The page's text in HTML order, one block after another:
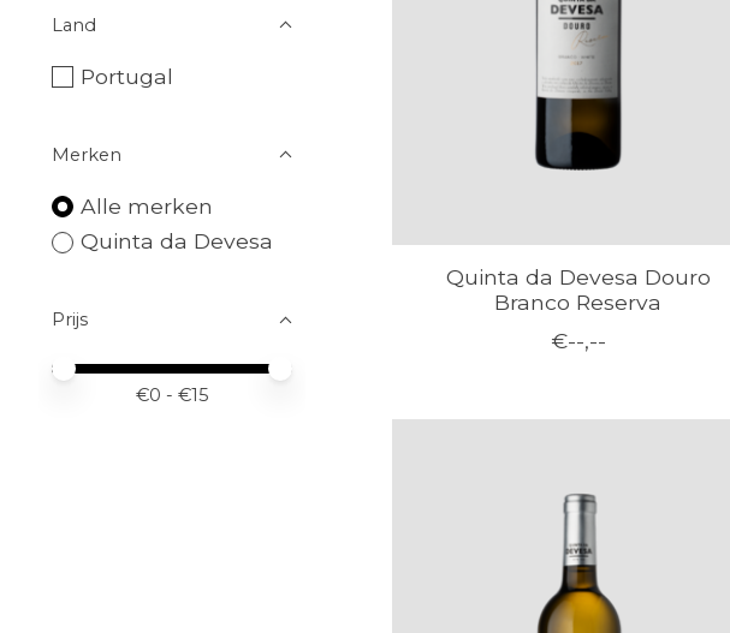
Land
Portugal
Merken
Alle merken
Quinta da Devesa
Prijs
Minimale prijswaarde
Price maximum value
€0 - €15
Quinta da Devesa Douro
Branco Reserva
€--,--